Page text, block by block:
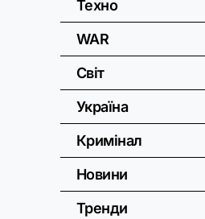
Техно
WAR
Світ
Україна
Кримінал
Новини
Тренди